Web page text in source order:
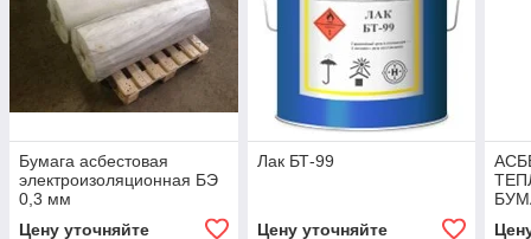
Бумага асбестовая
электроизоляционная БЭ
0,3 мм
Цену уточняйте
Лак БТ-99
Цену уточняйте